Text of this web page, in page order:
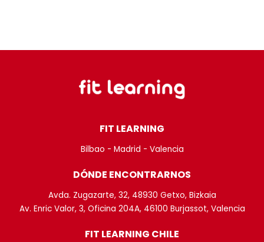
FIT LEARNING
Bilbao - Madrid - Valencia
DÓNDE ENCONTRARNOS
Avda. Zugazarte, 32, 48930 Getxo, Bizkaia
Av. Enric Valor, 3, Oficina 204A, 46100 Burjassot, Valencia
FIT LEARNING CHILE